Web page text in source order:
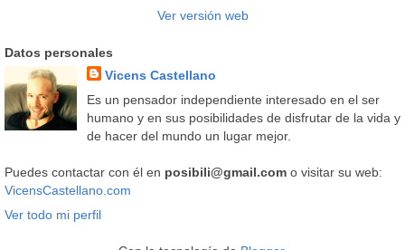
Ver versión web
Datos personales
Vicens Castellano
Es un pensador independiente interesado en el ser
humano y en sus posibilidades de disfrutar de la vida y
de hacer del mundo un lugar mejor.
Puedes contactar con él en posibili@gmail.com o visitar su web:
VicensCastellano.com
Ver todo mi perfil